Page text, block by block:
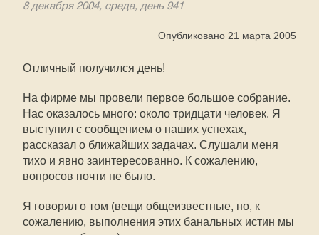
8 декабря 2004, среда, день 941
Опубликовано 21 марта 2005
Отличный получился день!
На фирме мы провели первое большое собрание.
Нас оказалось много: около тридцати человек. Я
выступил с сообщением о наших успехах,
рассказал о ближайших задачах. Слушали меня
тихо и явно заинтересованно. К сожалению,
вопросов почти не было.
Я говорил о том (вещи общеизвестные, но, к
сожалению, выполнения этих банальных истин мы